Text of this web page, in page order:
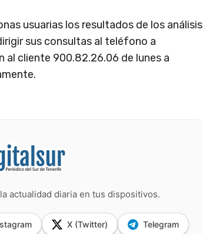
usuarias los resultados de los análisis
sus consultas al teléfono a
al cliente 900.82.26.06 de lunes a
actualidad diaria en tus dispositivos.
X (Twitter) Telegram